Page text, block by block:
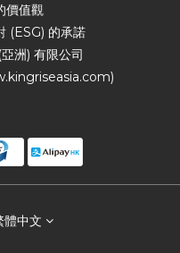
價值觀
(ESG) 的承諾
洲) 有限公司
體中文